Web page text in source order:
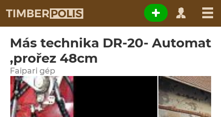
Más technika DR-20- Automat
,prořez 48cm
Faipari gép